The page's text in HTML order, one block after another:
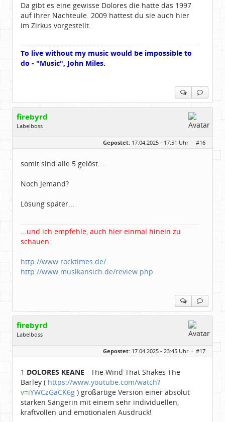
Da gibt es eine gewisse Dolores die hatte das 1997
auf ihrer Nachteule. 2009 hattest du sie auch hier
im Zirkus vorgestellt.
To live without my music would be impossible to
do - "Music", John Miles.
firebyrd
Labelboss
Hausgeburt (Ausgeburt?)
Beiträge:
48860
Gepostet: 17.04.2025 - 17:51 Uhr · #16
somit sind alle 5 gelöst....
Noch Jemand?
Lösung später...
...und ich empfehle, auch hier einmal hinein zu
schauen:
http://www.rocktimes.de/
http://www.musikansich.de/review.php
firebyrd
Labelboss
Geschlecht:
keine Angabe
Hausgeburt (Ausgeburt?)
Beiträge:
48860
Gepostet: 17.04.2025 - 23:45 Uhr · #17
1 DOLORES KEANE - The Wind That Shakes The
Barley ( https://www.youtube.com/watch?
v=iYWCzGaCK6g ) großartige Version einer absolut
starken Sängerin mit einem sehr individuellen,
kraftvollen und emotionalen Ausdruck!